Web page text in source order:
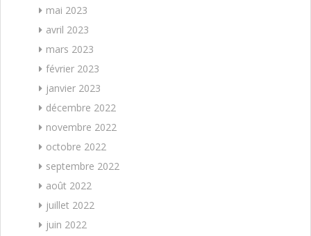
mai 2023
avril 2023
mars 2023
février 2023
janvier 2023
décembre 2022
novembre 2022
octobre 2022
septembre 2022
août 2022
juillet 2022
juin 2022